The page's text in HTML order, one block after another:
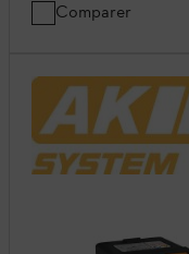
Comparer